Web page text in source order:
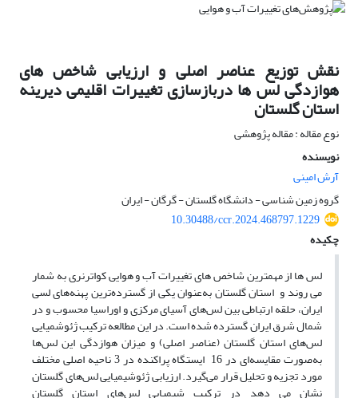
نقش توزیع عناصر اصلی و ارزیابی شاخص های
هوازدگی لس ها دربازسازی تغییرات اقلیمی دیرینه
استان گلستان
نوع مقاله : مقاله پژوهشی
نویسنده
آرش امینی
گروه زمین شناسی - دانشگاه گلستان - گرگان - ایران
10.30488/ccr.2024.468797.1229
چکیده
لس ها از مهمترین شاخص های تغییرات آب و هوایی کواترنری به شمار
می روند و استان گلستان به‌عنوان یکی از گسترده‌ترین پهنه‌های لسی
ایران، حلقه ارتباطی بین لس‌های آسیای مرکزی و اوراسیا محسوب و در
شمال شرق ایران گسترده شده است. در این مطالعه ترکیب ژئوشمیایی
لس‌های استان گلستان (عناصر اصلی) و میزان هوازدگی این لس‌ها
به‌صورت مقایسه‌ای در 16 ایستگاه پراکنده در 3 ناحیه اصلی مختلف
مورد تجزیه و تحلیل قرار می‌گیرد. ارزیابی ژئوشیمیایی لس‌های گلستان
نشان می دهد در ترکیب شیمیایی لس‌های استان گلستان